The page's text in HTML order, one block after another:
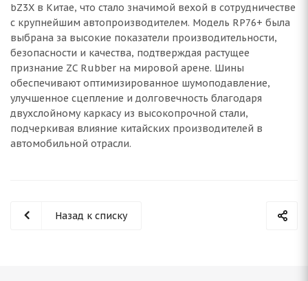
bZ3X в Китае, что стало значимой вехой в сотрудничестве
с крупнейшим автопроизводителем. Модель RP76+ была
выбрана за высокие показатели производительности,
безопасности и качества, подтверждая растущее
признание ZC Rubber на мировой арене. Шины
обеспечивают оптимизированное шумоподавление,
улучшенное сцепление и долговечность благодаря
двухслойному каркасу из высокопрочной стали,
подчеркивая влияние китайских производителей в
автомобильной отрасли.
Назад к списку